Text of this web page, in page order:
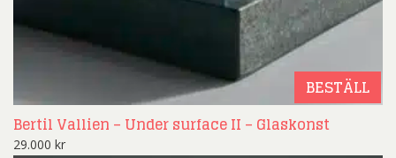
BESTÄLL
Bertil Vallien – Under surface II – Glaskonst
29.000 kr